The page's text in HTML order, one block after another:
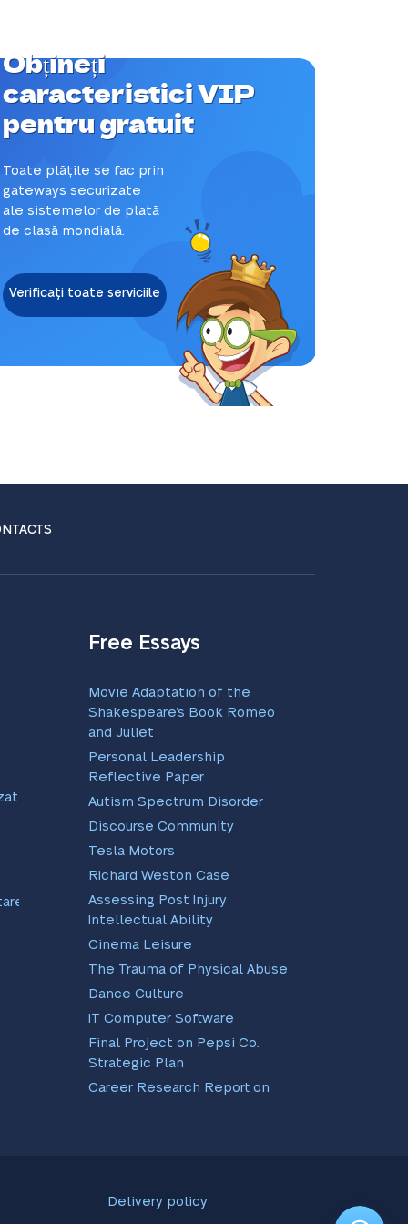
Obțineți
caracteristici VIP
pentru gratuit
Toate plățile se fac prin
gateways securizate
ale sistemelor de plată
de clasă mondială.
Verificați toate serviciile
Free Essays
Movie Adaptation of the
Shakespeare’s Book Romeo
and Juliet
Personal Leadership
Reflective Paper
Autism Spectrum Disorder
Discourse Community
Tesla Motors
Richard Weston Case
Assessing Post Injury
Intellectual Ability
Cinema Leisure
The Trauma of Physical Abuse
Dance Culture
IT Computer Software
Final Project on Pepsi Co.
Strategic Plan
Career Research Report on
Professional Development
Delivery policy